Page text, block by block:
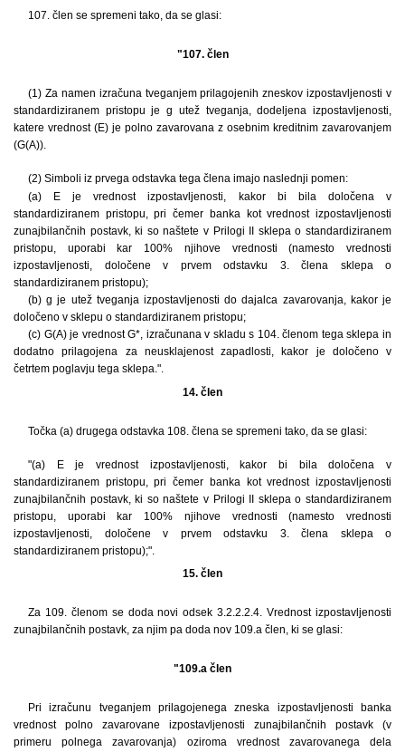
107. člen se spremeni tako, da se glasi:
"107. člen
(1) Za namen izračuna tveganjem prilagojenih zneskov izpostavljenosti v
standardiziranem pristopu je g utež tveganja, dodeljena izpostavljenosti,
katere vrednost (E) je polno zavarovana z osebnim kreditnim zavarovanjem
(G(A)).
(2) Simboli iz prvega odstavka tega člena imajo naslednji pomen:
(a) E je vrednost izpostavljenosti, kakor bi bila določena v
standardiziranem pristopu, pri čemer banka kot vrednost izpostavljenosti
zunajbilančnih postavk, ki so naštete v Prilogi II sklepa o standardiziranem
pristopu, uporabi kar 100% njihove vrednosti (namesto vrednosti
izpostavljenosti, določene v prvem odstavku 3. člena sklepa o
standardiziranem pristopu);
(b) g je utež tveganja izpostavljenosti do dajalca zavarovanja, kakor je
določeno v sklepu o standardiziranem pristopu;
(c) G(A) je vrednost G*, izračunana v skladu s 104. členom tega sklepa in
dodatno prilagojena za neusklajenost zapadlosti, kakor je določeno v
četrtem poglavju tega sklepa.".
14. člen
Točka (a) drugega odstavka 108. člena se spremeni tako, da se glasi:
"(a) E je vrednost izpostavljenosti, kakor bi bila določena v
standardiziranem pristopu, pri čemer banka kot vrednost izpostavljenosti
zunajbilančnih postavk, ki so naštete v Prilogi II sklepa o standardiziranem
pristopu, uporabi kar 100% njihove vrednosti (namesto vrednosti
izpostavljenosti, določene v prvem odstavku 3. člena sklepa o
standardiziranem pristopu);".
15. člen
Za 109. členom se doda novi odsek 3.2.2.2.4. Vrednost izpostavljenosti
zunajbilančnih postavk, za njim pa doda nov 109.a člen, ki se glasi:
"109.a člen
Pri izračunu tveganjem prilagojenega zneska izpostavljenosti banka
vrednost polno zavarovane izpostavljenosti zunajbilančnih postavk (v
primeru polnega zavarovanja) oziroma vrednost zavarovanega dela